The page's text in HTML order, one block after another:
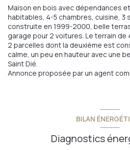
Maison en bois avec dépendances
habitables, 4-5 chambres, cuisine, 3
construite en 1999-2000, belle
garage pour 2 voitures. Le terrain de
2 parcelles dont la deuxième est
calme, un peu en hauteur avec une
Saint Dié.
Annonce proposée par un agent
BILAN
Diagnostics